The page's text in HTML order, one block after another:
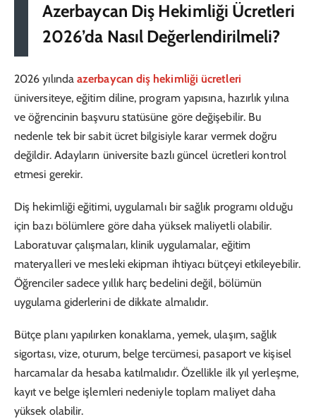
Azerbaycan Diş Hekimliği Ücretleri
2026’da Nasıl Değerlendirilmeli?
2026 yılındaazerbaycan diş hekimliği ücretleri
üniversiteye, eğitim diline, program yapısına, hazırlık yılına
ve öğrencinin başvuru statüsüne göre değişebilir. Bu
nedenle tek bir sabit ücret bilgisiyle karar vermek doğru
değildir. Adayların üniversite bazlı güncel ücretleri kontrol
etmesi gerekir.
Diş hekimliği eğitimi, uygulamalı bir sağlık programı olduğu
için bazı bölümlere göre daha yüksek maliyetli olabilir.
Laboratuvar çalışmaları, klinik uygulamalar, eğitim
materyalleri ve mesleki ekipman ihtiyacı bütçeyi etkileyebilir.
Öğrenciler sadece yıllık harç bedelini değil, bölümün
uygulama giderlerini de dikkate almalıdır.
Bütçe planı yapılırken konaklama, yemek, ulaşım, sağlık
sigortası, vize, oturum, belge tercümesi, pasaport ve kişisel
harcamalar da hesaba katılmalıdır. Özellikle ilk yıl yerleşme,
kayıt ve belge işlemleri nedeniyle toplam maliyet daha
yüksek olabilir.